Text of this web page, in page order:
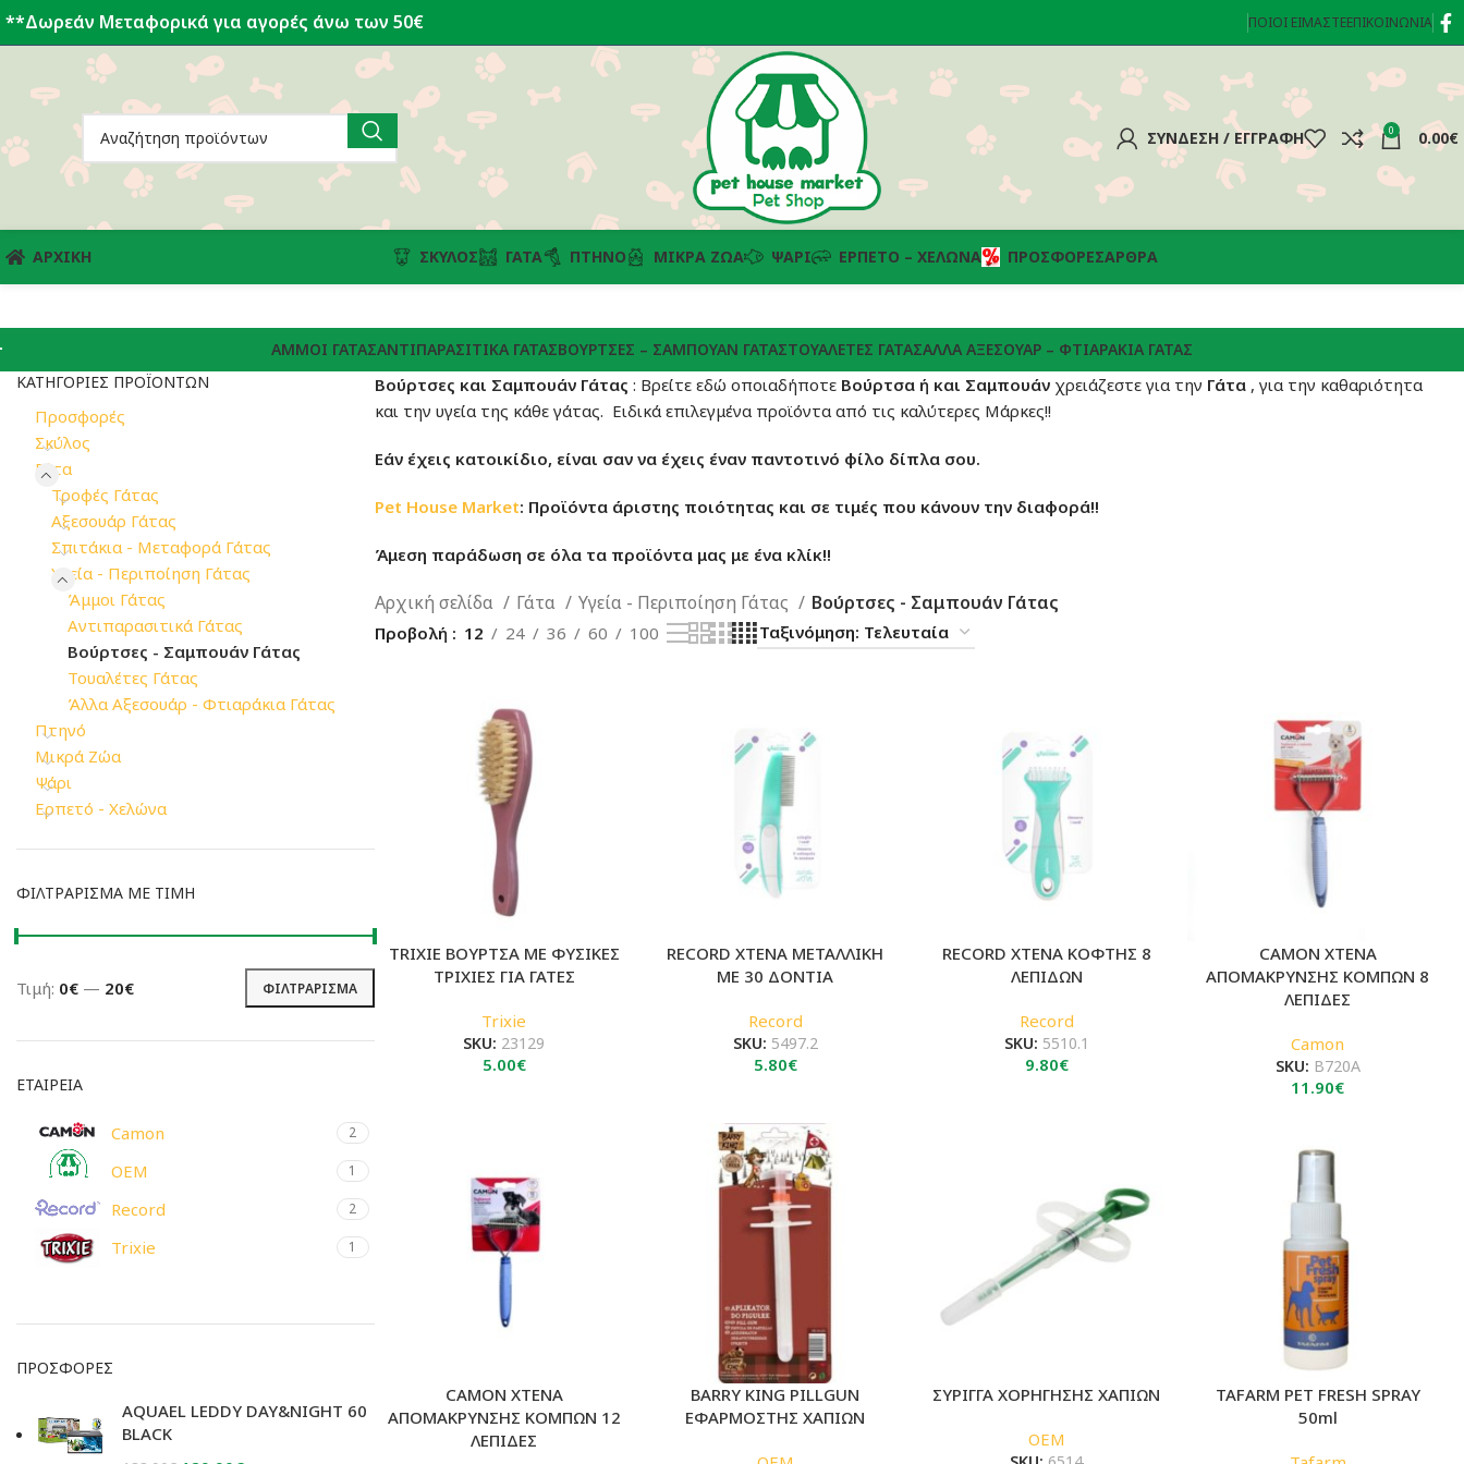
**Δωρεάν Μεταφορικά για αγορές άνω των 50€ ΠΟΙΟΊ ΕΊΜΑΣΤΕΕΠΙΚΟΙΝΩΝΊΑ
ΣΎΝΔΕΣΗ / ΕΓΓΡΑΦΉ 0 0.00€
ΑΡΧΙΚΗ ΣΚΎΛΟΣ ΓΆΤΑ ΠΤΗΝΌ ΜΙΚΡΆ ΖΏΑ ΨΆΡΙ ΕΡΠΕΤΌ – ΧΕΛΏΝΑ ΠΡΟΣΦΟΡΈΣΆΡΘΡΑ
ΆΜΜΟΙ ΓΆΤΑΣΑΝΤΙΠΑΡΑΣΙΤΙΚΆ ΓΆΤΑΣΒΟΎΡΤΣΕΣ – ΣΑΜΠΟΥΆΝ ΓΆΤΑΣΤΟΥΑΛΈΤΕΣ ΓΆΤΑΣΆΛΛΑ ΑΞΕΣΟΥΆΡ – ΦΤΙΑΡΆΚΙΑ ΓΆΤΑΣ
ΚΑΤΗΓΟΡΊΕΣ ΠΡΟΪΌΝΤΩΝ
Προσφορές
Σκύλος
Γάτα
Τροφές Γάτας
Αξεσουάρ Γάτας
Σπιτάκια - Μεταφορά Γάτας
Υγεία - Περιποίηση Γάτας
Άμμοι Γάτας
Αντιπαρασιτικά Γάτας
Βούρτσες - Σαμπουάν Γάτας
Τουαλέτες Γάτας
Άλλα Αξεσουάρ - Φτιαράκια Γάτας
Πτηνό
Μικρά Ζώα
Ψάρι
Ερπετό - Χελώνα
ΦΙΛΤΡΆΡΙΣΜΑ ΜΕ ΤΙΜΉ
Ελάχιστη
Μέγιστη
ΦΙΛΤΡΆΡΙΣΜΑ
Τιμή: 0€ — 20€
ΕΤΑΙΡΕΙΑ
Camon 2
OEM 1
Record 2
Trixie 1
ΠΡΟΣΦΟΡΈΣ
AQUAEL LEDDY DAY&NIGHT 60
BLACK
Βούρτσες και Σαμπουάν Γάτας : Βρείτε εδώ οποιαδήποτε Βούρτσα ή και Σαμπουάν χρειάζεστε για την Γάτα, για την καθαριότητα
και την υγεία της κάθε γάτας. Ειδικά επιλεγμένα προϊόντα από τις καλύτερες Μάρκες!!
Εάν έχεις κατοικίδιο, είναι σαν να έχεις έναν παντοτινό φίλο δίπλα σου.
Pet House Market: Προϊόντα άριστης ποιότητας και σε τιμές που κάνουν την διαφορά!!
Άμεση παράδωση σε όλα τα προϊόντα μας με ένα κλίκ!!
Αρχική σελίδα Γάτα Υγεία - Περιποίηση Γάτας Βούρτσες - Σαμπουάν Γάτας
Προβολή 12 24 36 60 100
TRIXIE ΒΟΥΡΤΣΑ ΜΕ ΦΥΣΙΚΕΣ
ΤΡΙΧΙΕΣ ΓΙΑ ΓΑΤΕΣ
Trixie
SKU: 23129
5.00€
RECORD ΧΤΕΝΑ ΜΕΤΑΛΛΙΚΗ
ΜΕ 30 ΔΟΝΤΙΑ
Record
SKU: 5497.2
5.80€
RECORD ΧΤΕΝΑ ΚΟΦΤΗΣ 8
ΛΕΠΙΔΩΝ
Record
SKU: 5510.1
9.80€
CAMON ΧΤΕΝΑ
ΑΠΟΜΑΚΡΥΝΣΗΣ ΚΟΜΠΩΝ 8
ΛΕΠΙΔΕΣ
Camon
SKU: B720A
11.90€
CAMON ΧΤΕΝΑ
ΑΠΟΜΑΚΡΥΝΣΗΣ ΚΟΜΠΩΝ 12
ΛΕΠΙΔΕΣ
BARRY KING PILLGUN
ΕΦΑΡΜΟΣΤΗΣ ΧΑΠΙΩΝ
ΣΥΡΙΓΓΑ ΧΟΡΗΓΗΣΗΣ ΧΑΠΙΩΝ
OEM
TAFARM PET FRESH SPRAY
50ml